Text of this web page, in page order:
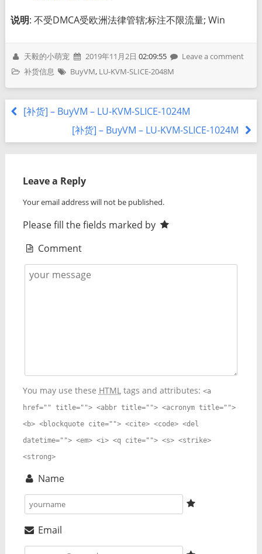
说明: 不受DMCA受欧洲法律管辖;标注不限流量; Win
天毅的小萌宠 2019年11月2日 02:09:55
Leave a comment
补货信息
BuyVM, LU-KVM-SLICE-2048M
[补货] – BuyVM – LU-KVM-SLICE-1024M
[补货] – BuyVM – LU-KVM-SLICE-1024M
Leave a Reply
Your email address will not be published.
Please fill the fields marked by
Comment
You may use these HTMLtags and attributes: <a
href="" title=""> <abbr title=""> <acronym title="">
<b> <blockquote cite=""> <cite> <code> <del
datetime=""> <em> <i> <q cite=""> <s> <strike>
<strong>
Name
Email